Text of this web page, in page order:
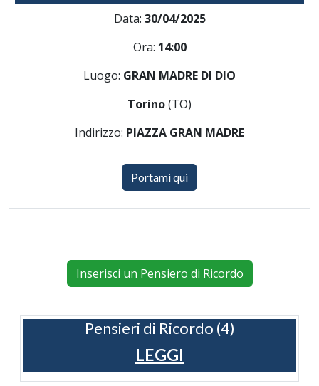
Data: 30/04/2025
Ora: 14:00
Luogo: GRAN MADRE DI DIO
Torino(TO)
Indirizzo: PIAZZA GRAN MADRE
Portami qui
Inserisci un Pensiero di Ricordo
Pensieri di Ricordo (4)
LEGGI